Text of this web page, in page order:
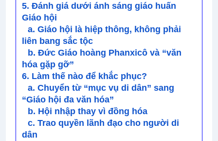
5. Đánh giá dưới ánh sáng giáo huấn
Giáo hội
a. Giáo hội là hiệp thông, không phải
liên bang sắc tộc
b. Đức Giáo hoàng Phanxicô và “văn
hóa gặp gỡ”
6. Làm thế nào để khắc phục?
a. Chuyển từ “mục vụ di dân” sang
“Giáo hội đa văn hóa”
b. Hội nhập thay vì đồng hóa
c. Trao quyền lãnh đạo cho người di
dân